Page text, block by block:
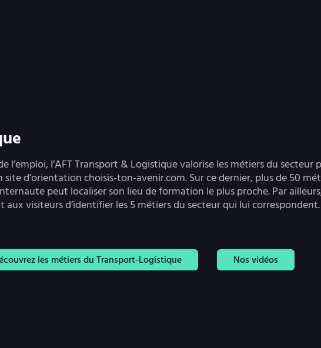
l’emploi, l’AFT Transport & Logistique valorise les métiers du secteur
d’orientation choisis-ton-avenir.com. Sur ce dernier, plus de 50
peut localiser son lieu de formation le plus proche. Par
visiteurs d’identifier les 5 métiers du secteur qui lui correspondent.
les métiers du Transport-Logistique Nos vidéos